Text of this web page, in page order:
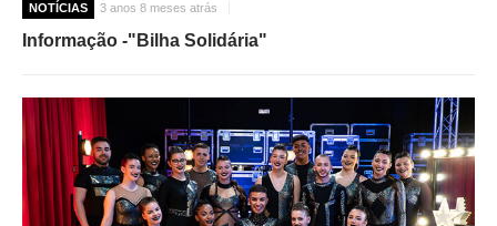
NOTÍCIAS 3 anos 8 meses atrás
Informação -"Bilha Solidária"